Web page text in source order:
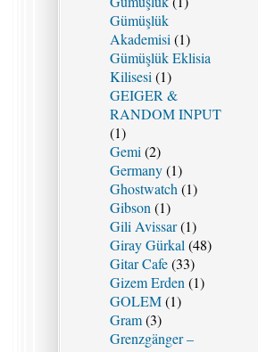
Gümüşlük
Akademisi (1)
Gümüşlük Eklisia
Kilisesi (1)
GEIGER &
RANDOM INPUT
(1)
Gemi (2)
Germany(1)
Ghostwatch (1)
Gibson (1)
Gili Avissar(1)
Giray Gürkal (48)
Gitar Cafe(33)
Gizem Erden (1)
GOLEM(1)
Gram(3)
Grenzgänger –